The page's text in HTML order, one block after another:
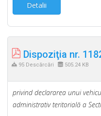
Detalii
Dispoziţia nr.
95 Descărcări 505.24 KB
privind declararea unui
administrativ teritorială a